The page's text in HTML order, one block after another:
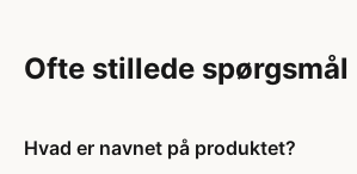
Ofte stillede spørgsmål
Hvad er navnet på produktet?